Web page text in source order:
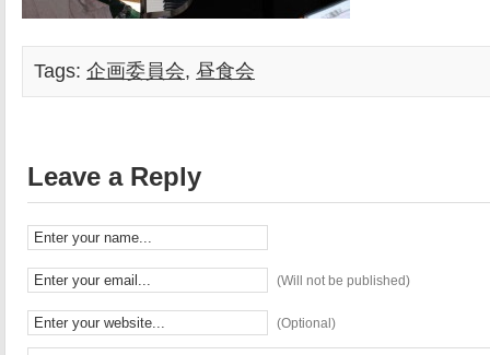
Tags: 企画委員会, 昼食会
Leave a Reply
(Will not be published)
(Optional)